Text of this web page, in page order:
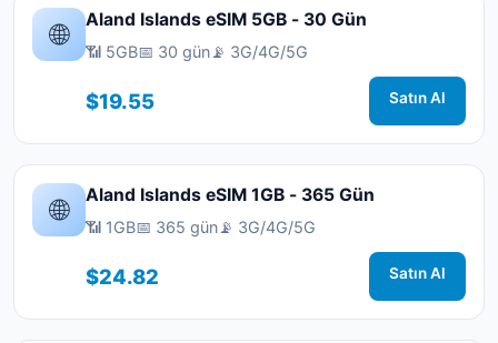
🌐 Aland Islands eSIM 5GB - 30 Gün
📶 5GB📅 30 gün📡 3G/4G/5G
$19.55 Satın Al
🌐 Aland Islands eSIM 1GB - 365 Gün
📶 1GB📅 365 gün📡 3G/4G/5G
$24.82 Satın Al